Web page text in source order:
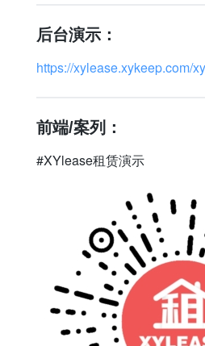
后台演示：
https://xylease.xykeep.com/
前端/案列：
#XYlease租赁演示